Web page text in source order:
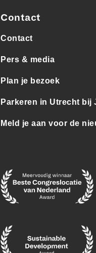
Contact
Contact
Pers & media
Plan je bezoek
Parkeren in Utrecht bij
Meld je aan voor de